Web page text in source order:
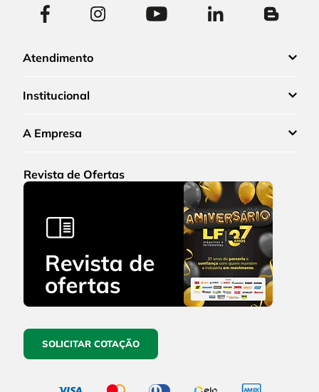
Atendimento
Institucional
A Empresa
Revista de Ofertas
SOLICITAR COTAÇÃO